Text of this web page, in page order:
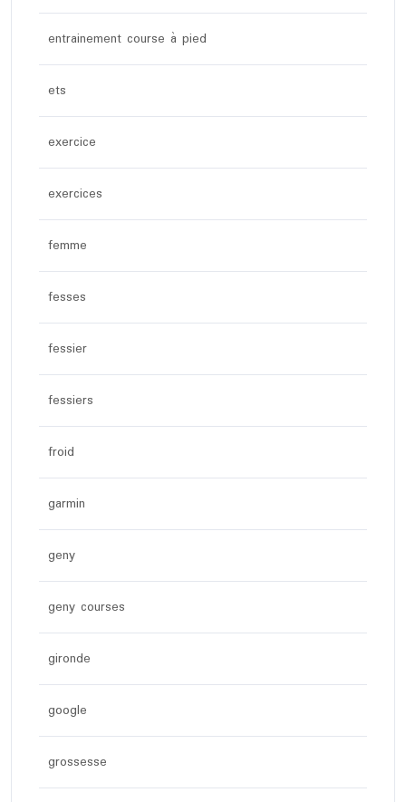
entrainement course à pied
ets
exercice
exercices
femme
fesses
fessier
fessiers
froid
garmin
geny
geny courses
gironde
google
grossesse